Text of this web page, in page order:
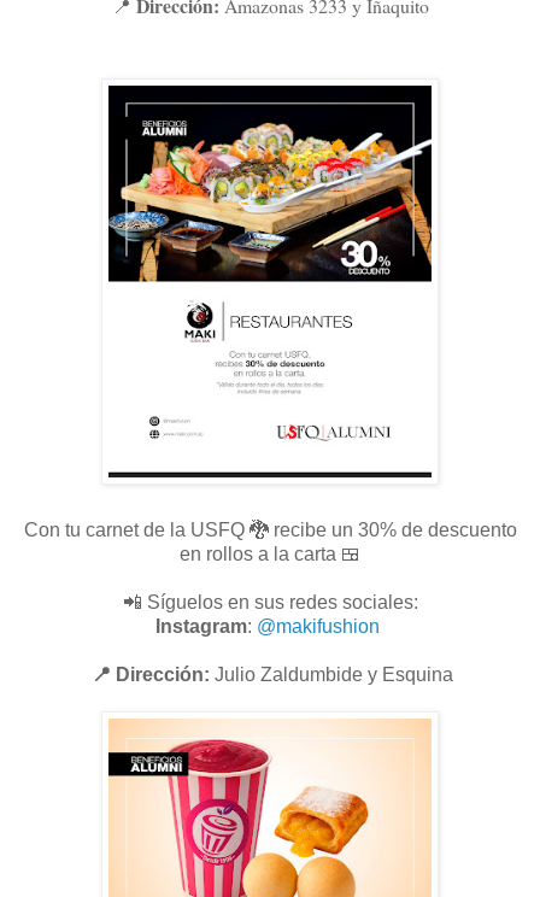
📍 Dirección: Amazonas 3233 y Iñaquito
Con tu carnet de la USFQ 🐉 recibe un 30% de descuento
en rollos a la carta 🍱
📲 Síguelos en sus redes sociales:
Instagram: @makifushion
📍 Dirección: Julio Zaldumbide y Esquina